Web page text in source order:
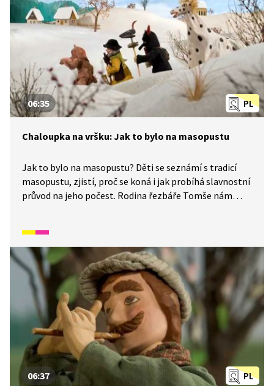
filmů. Pohádka je vhodná také jako doplňkový materiál
k výuce češtiny pro cizince.
PL
06:35
Chaloupka na vršku: Jak to bylo na masopustu
Jak to bylo na masopustu? Děti se seznámí s tradicí
masopustu, zjistí, proč se koná i jak probíhá slavnostní
průvod na jeho počest. Rodina řezbáře Tomše nám
veselé životy v souladu s přírodou. Video inspirované
lidovými zvyky a písněmi navazuje na poetiku
klasických Trnkových filmů. Pohádka je vhodná také
jako doplňkový materiál k výuce češtiny pro cizince.
PL
06:37